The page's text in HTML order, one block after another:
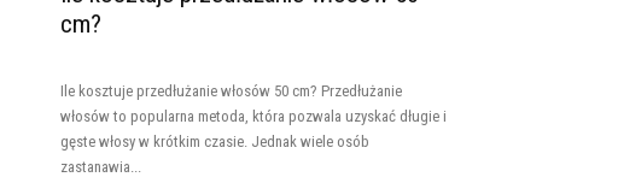
cm?
Ile kosztuje przedłużanie włosów 50 cm? Przedłużanie
włosów to popularna metoda, która pozwala uzyskać długie i
gęste włosy w krótkim czasie. Jednak wiele osób
zastanawia...